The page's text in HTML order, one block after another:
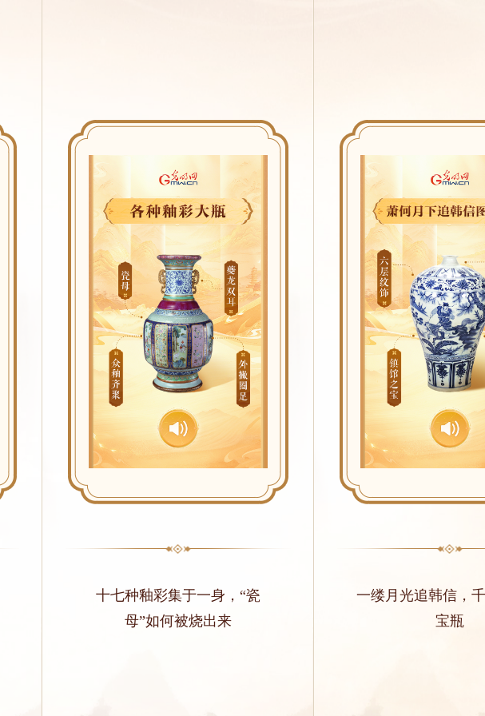
十七种釉彩集于一身，“瓷
母”如何被烧出来
一缕月光追韩信，
宝瓶